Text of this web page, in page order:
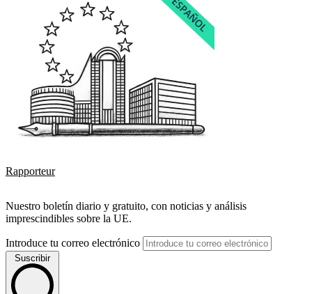
Rapporteur
Nuestro boletín diario y gratuito, con noticias y análisis
imprescindibles sobre la UE.
Introduce tu correo electrónico
Suscribir